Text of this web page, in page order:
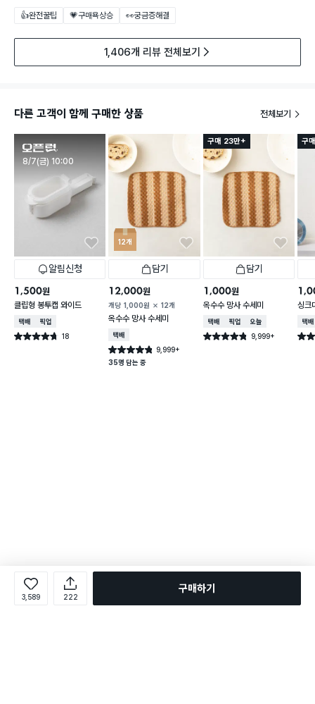
👍완전꿀팁 💗구매욕상승 👀궁금증해결
1,406개 리뷰 전체보기
다른 고객이 함께 구매한 상품 전체보기
판매시작
8/7(금) 10:00
알림신청
1,500원
클립형 봉투캡 와이드
택배배송매장픽업
별점 4.7점 18
건 작성
12개
담기
12,000원
개당 1,000원 12개
옥수수 망사 수세미
택배배송
별점 4.8점 9,999+
건 작성
35명 담는 중
구매 23만+
담기
1,000원
옥수수 망사 수세미
택배배송매장픽업오늘배송
별점 4.8점 9,999+
건 작성
구
싱크
택배
별점
3,589 222
구매하기